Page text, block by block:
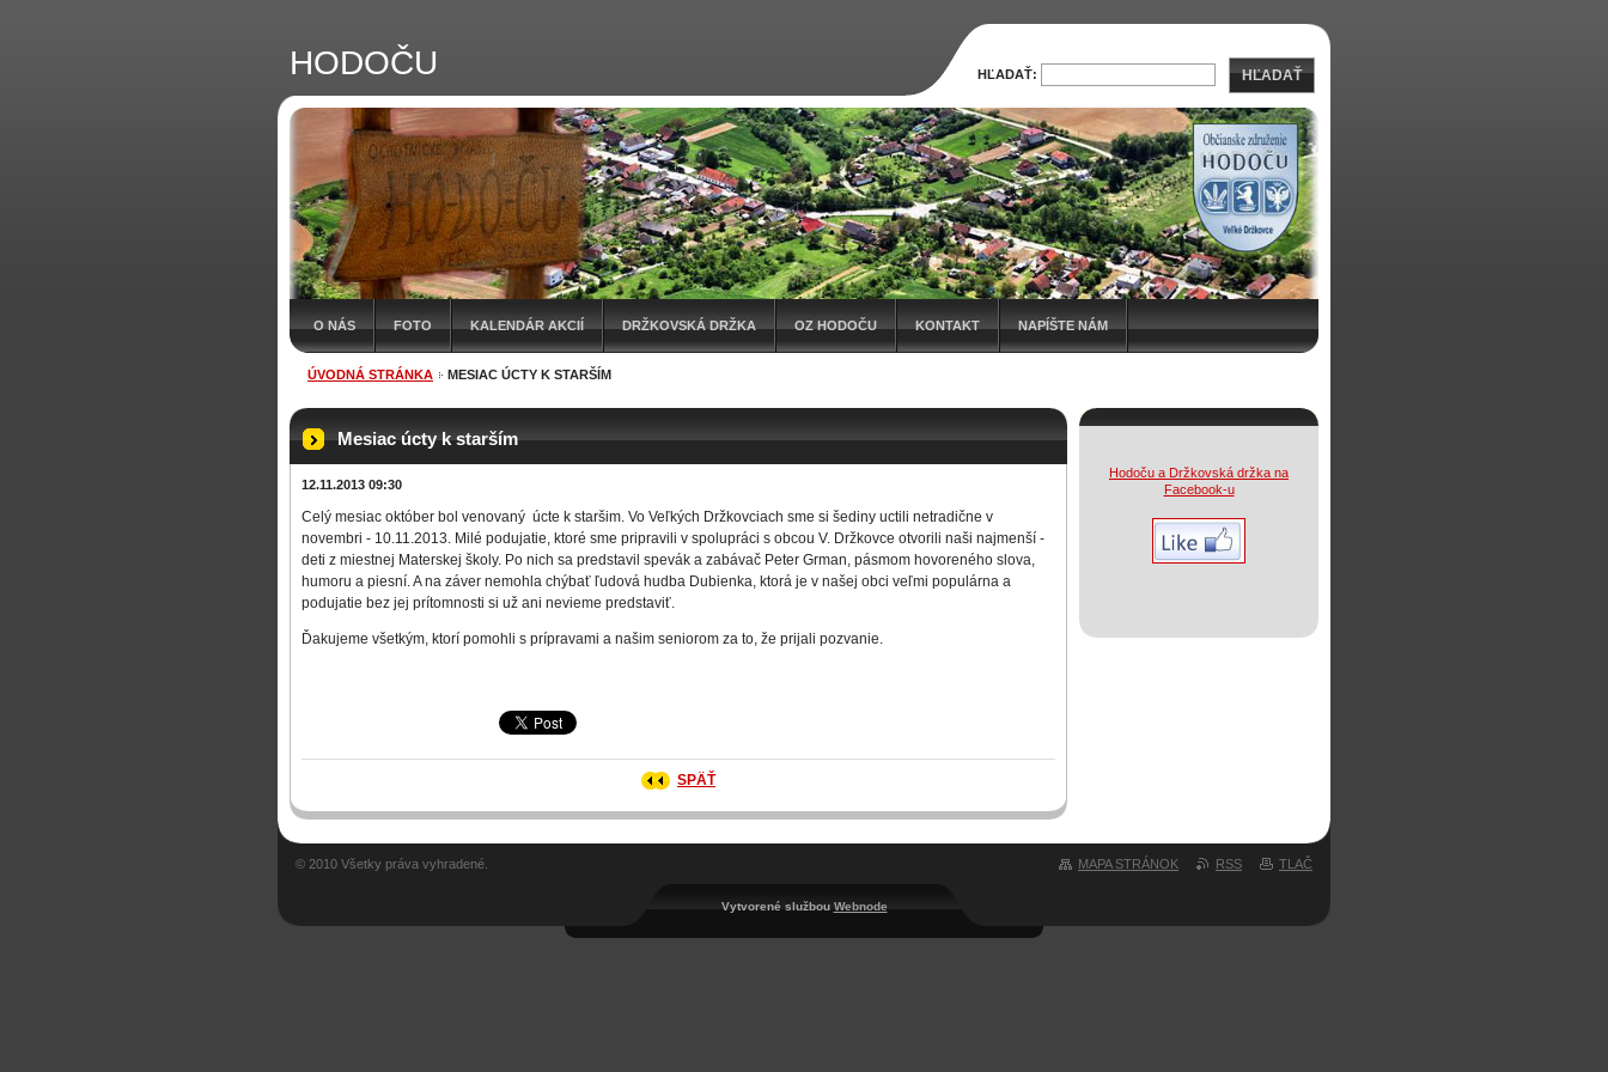
HODOČU
O NÁS FOTO KALENDÁR AKCIÍ DRŽKOVSKÁ DRŽKA OZ HODOČU KONTAKT NAPÍŠTE NÁM
ÚVODNÁ STRÁNKA MESIAC ÚCTY K STARŠÍM
Mesiac úcty k starším
12.11.2013 09:30
Celý mesiac október bol venovaný úcte k staršim. Vo Veľkých Držkovciach sme si šediny uctili netradične v
novembri - 10.11.2013. Milé podujatie, ktoré sme pripravili v spolupráci s obcou V. Držkovce otvorili naši najmenší -
deti z miestnej Materskej školy. Po nich sa predstavil spevák a zabávač Peter Grman, pásmom hovoreného slova,
humoru a piesní. A na záver nemohla chýbať ľudová hudba Dubienka, ktorá je v našej obci veľmi populárna a
podujatie bez jej prítomnosti si už ani nevieme predstaviť.
Ďakujeme všetkým, ktorí pomohli s prípravami a našim seniorom za to, že prijali pozvanie.
SPÄŤ
Hodoču a Držkovská držka na
Facebook-u
HĽADAŤ: HĽADAŤ
MAPA STRÁNOK RSS TLAČ
© 2010 Všetky práva vyhradené.
Vytvorené službou Webnode